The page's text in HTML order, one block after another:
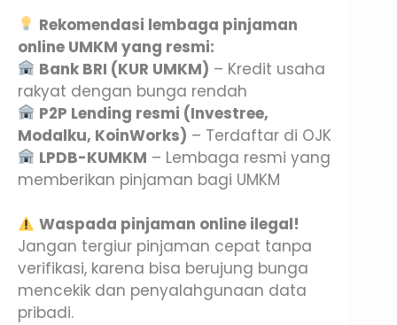
Rekomendasi lembaga pinjaman
online UMKM yang resmi:
Bank BRI (KUR UMKM) – Kredit usaha
rakyat dengan bunga rendah
P2P Lending resmi (Investree,
Modalku, KoinWorks) – Terdaftar di OJK
LPDB-KUMKM – Lembaga resmi yang
memberikan pinjaman bagi UMKM
Waspada pinjaman online ilegal!
Jangan tergiur pinjaman cepat tanpa
verifikasi, karena bisa berujung bunga
mencekik dan penyalahgunaan data
pribadi.